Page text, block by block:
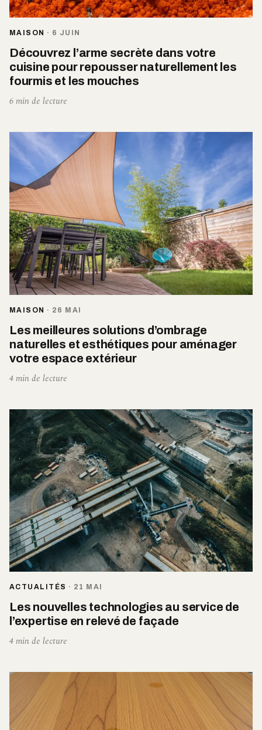
MAISON · 6 JUIN
Découvrez l’arme secrète dans votre
cuisine pour repousser naturellement les
fourmis et les mouches
6 min de lecture
MAISON · 26 MAI
Les meilleures solutions d’ombrage
naturelles et esthétiques pour aménager
votre espace extérieur
4 min de lecture
ACTUALITÉS · 21 MAI
Les nouvelles technologies au service de
l’expertise en relevé de façade
4 min de lecture